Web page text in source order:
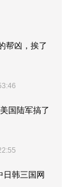
帮凶，挨了
国陆军搞了
日韩三国网